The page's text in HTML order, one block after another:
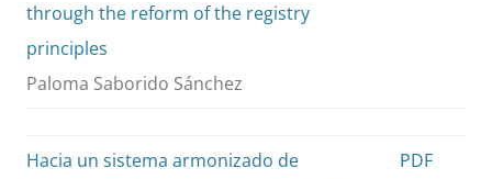
through the reform of the registry
principles
Paloma Saborido Sánchez
Hacia un sistema armonizado de
PDF